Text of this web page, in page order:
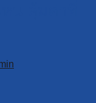
น คุ้มค่าที่